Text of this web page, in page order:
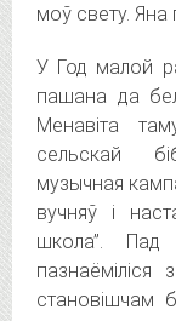
моў свету. Яна
У Год малой
пашана да
Менавіта
сельскай
музычная
вучняў і
школа”. Пад
становішчам